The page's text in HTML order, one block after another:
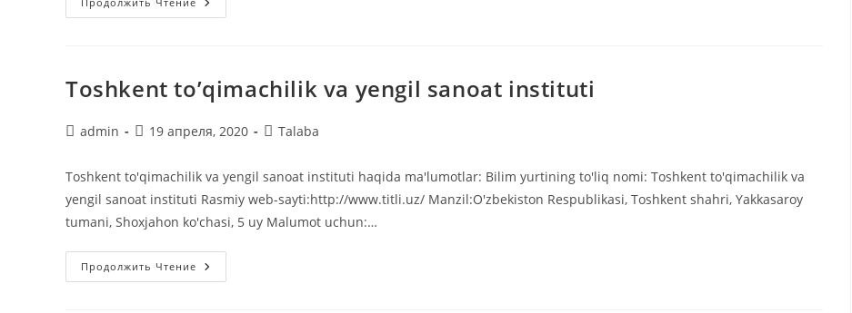
Davlat
Toshkent to’qimachilik va yengil sanoat instituti
Автор
admin
Запись
19 апреля, 2020
Рубрика
Talaba
Toshkent to'qimachilik va yengil sanoat instituti haqida ma'lumotlar: Bilim yurtining to'liq nomi: Toshkent to'qimachilik va
yengil sanoat instituti Rasmiy web-sayti:http://www.titli.uz/ Manzil:O'zbekiston Respublikasi, Toshkent shahri, Yakkasaroy
tumani, Shoxjahon ko'chasi, 5 uy Malumot uchun:…
Продолжить Чтение Toshkent
To’qimachilik